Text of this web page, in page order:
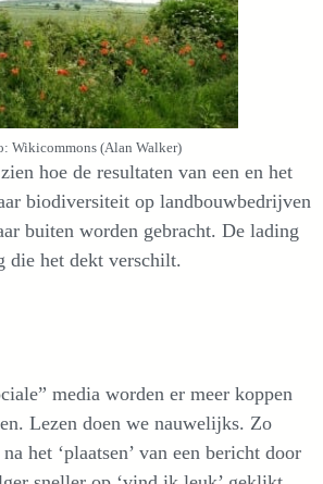
Wikicommons (Alan Walker)
hoe de resultaten van een en het
biodiversiteit op landbouwbedrijven
buiten worden gebracht. De lading
die het dekt verschilt.
media worden er meer koppen
Lezen doen we nauwelijks. Zo
het ‘plaatsen’ van een bericht door